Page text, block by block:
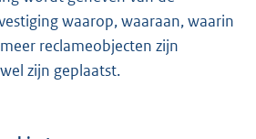
waarop, waaraan, waarin
reclameobjecten zijn
zijn geplaatst.